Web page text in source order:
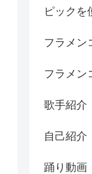
ピックを
フラメン
フラメン
歌手紹介
自己紹介
踊り動画